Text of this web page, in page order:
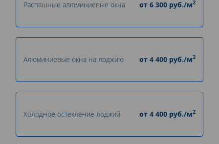
Распашные алюминиевые окна от 6 300 руб./м2
Алюминиевые окна на лоджию от 4 400 руб./м2
Холодное остекление лоджий от 4 400 руб./м2